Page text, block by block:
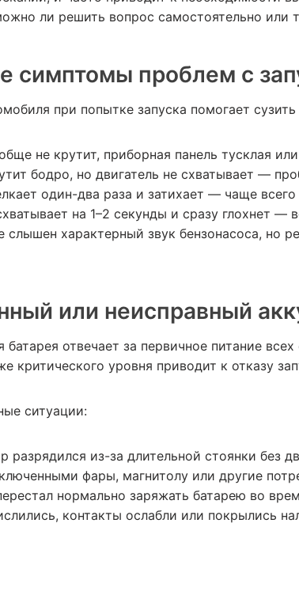
ли решить вопрос самостоятельно или
симптомы проблем с
при попытке запуска помогает
не крутит, приборная панель тусклая
бодро, но двигатель не схватывает —
один-два раза и затихает — чаще
на 1–2 секунды и сразу глохнет
слышен характерный звук бензонасоса, но
или неисправный
батарея отвечает за первичное питание
критического уровня приводит к отказу
ситуации:
разрядился из-за длительной стоянки без
фары, магнитолу или другие
нормально заряжать батарею во
контакты ослабли или покрылись